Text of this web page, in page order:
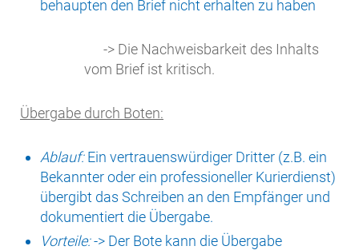
behaupten den Brief nicht erhalten zu haben
-> Die Nachweisbarkeit des Inhalts
vom Brief ist kritisch.
Übergabe durch Boten:
Ablauf:Ein vertrauenswürdiger Dritter (z.B. ein
Bekannter oder ein professioneller Kurierdienst)
übergibt das Schreiben an den Empfänger und
dokumentiert die Übergabe.
Vorteile:-> Der Bote kann die Übergabe